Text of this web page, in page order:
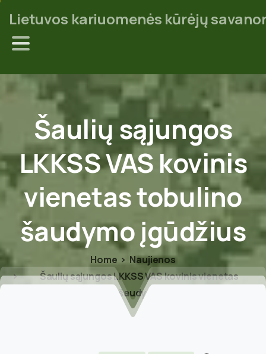
Lietuvos kariuomenės kūrėjų
Šauliųsąjungos
LKKSSVAS kovinis
vienetastobulino
šaudymo įgūdžius
Home
Naujienos
Šaulių sąjungos LKKSS VAS kovinis vienetas
tobulino šaudymo įgūdžius